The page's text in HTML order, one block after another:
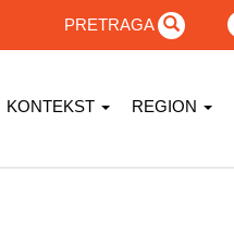
PRETRAGA
KONTEKST REGION